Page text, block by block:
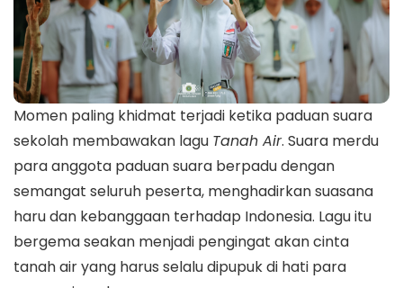
Momen paling khidmat terjadi ketika paduan suara
sekolah membawakan lagu Tanah Air. Suara merdu
para anggota paduan suara berpadu dengan
semangat seluruh peserta, menghadirkan suasana
haru dan kebanggaan terhadap Indonesia. Lagu itu
bergema seakan menjadi pengingat akan cinta
tanah air yang harus selalu dipupuk di hati para